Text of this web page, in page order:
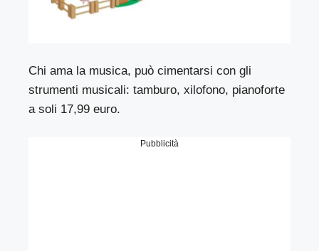
Chi ama la musica, può cimentarsi con gli
strumenti musicali: tamburo, xilofono, pianoforte
a soli 17,99 euro.
Pubblicità